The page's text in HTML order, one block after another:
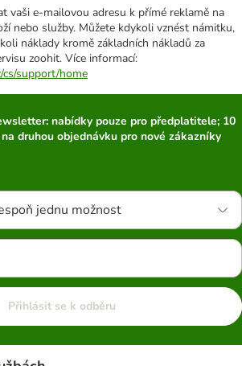
vaši e-mailovou adresu k přímé reklamě na
nebo služby. Můžete kdykoli vznést námitku,
náklady kromě základních nákladů za
zoohit. Více informací:
cs/support/home
nabídky pouze pro předplatitele; 10
druhou objednávku pro nové zákazníky
jednu možnost
Přihlásit se k odběru